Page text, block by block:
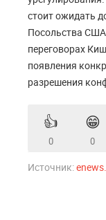
стоит ожидать
Посольства
переговорах
появления
разрешения
👍
0
😁
0
Источник: